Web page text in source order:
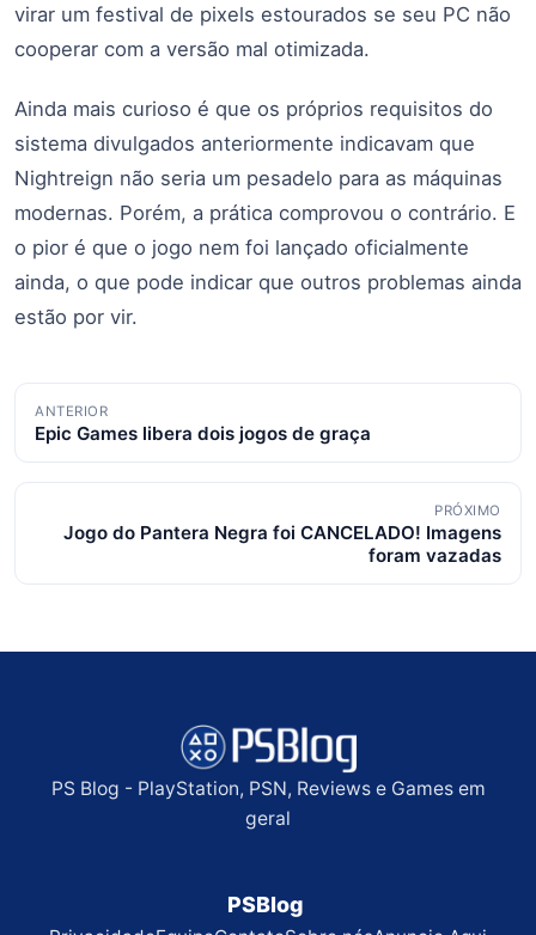
virar um festival de pixels estourados se seu PC não
cooperar com a versão mal otimizada.
Ainda mais curioso é que os próprios requisitos do
sistema divulgados anteriormente indicavam que
Nightreign não seria um pesadelo para as máquinas
modernas. Porém, a prática comprovou o contrário. E
o pior é que o jogo nem foi lançado oficialmente
ainda, o que pode indicar que outros problemas ainda
estão por vir.
Navegação
de
posts
ANTERIOR
Epic Games libera dois jogos de graça
PRÓXIMO
Jogo do Pantera Negra foi CANCELADO! Imagens
foram vazadas
PS Blog - PlayStation, PSN, Reviews e Games em
geral
PSBlog